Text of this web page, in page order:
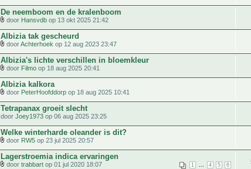
De neemboom en de kralenboom
door Hansvdb op 13 okt 2025 21:42
Albizia tak gescheurd
doorAchterhoek op 12 aug 2023 23:47
Albizia's lichte verschillen in bloemkleur
door Filmo op 18 aug 2025 20:41
Albizia kalkora
door PeterHoofddorp op 18 aug 2025 10:41
Tetrapanax groeit slecht
door Joey1973 op 06 aug 2025 23:25
Welke winterharde oleander is dit?
door RW5 op 23 jul 2025 20:57
Lagerstroemia indica ervaringen
1 4 5 6
door trabbart op 01 jul 2020 18:07